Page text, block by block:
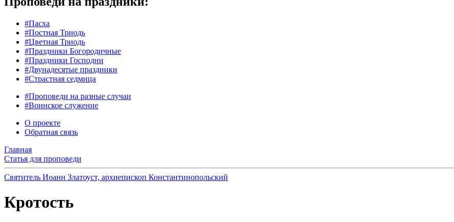
#Пасха
#Постная Триодь
#Цветная Триодь
#Праздники Богородичные
#Праздники Господни
#Двунадесятые праздники
#Страстная седмица
#Проповеди на разные случаи
#Воинское служение
О проекте
Обратная связь
Главная
Статья для проповеди
Святитель Иоанн Златоуст, архиепископ Константинопольский
Кротость